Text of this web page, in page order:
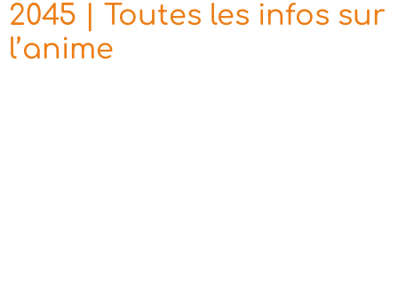
2045 | Toutes les infos sur
l’anime